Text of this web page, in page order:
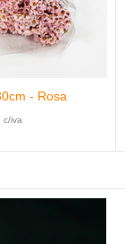
- Rosa
c/iva